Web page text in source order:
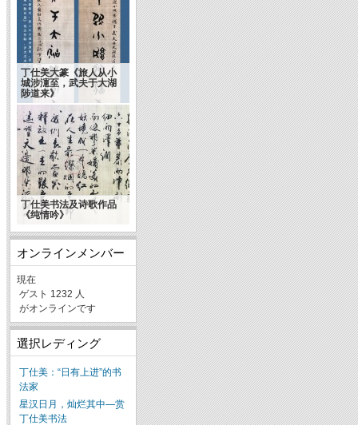
丁仕美大篆《旅人从小
城涉瀗至，武夫于大湖
陟道来》
陈洪武：什么是当代书
法的精气神
丁仕美书法及诗歌作品
《纯情吟》
オンラインメンバー
現在
ゲスト 1232 人
がオンラインです
選択レディング
丁仕美：“日有上进”的书
法家
星汉日月，灿烂其中—赏
丁仕美书法